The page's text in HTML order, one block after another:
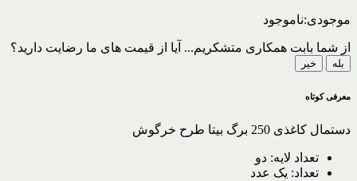
موجودی:ناموجود
از شما بابت همکاری متشکریم... آیا از قیمت های ما رضایت دارید؟
بله خیر
معرفی کوتاه
دستمال کاغذی 250 برگ بیتا طرح خرگوش
تعداد لایه: دو
تعداد: یک عدد